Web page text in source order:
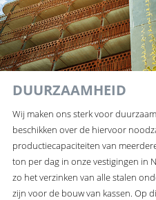
DUURZAAMHEID
Wij maken ons sterk voor
beschikken over de hiervoor
productiecapaciteiten van
ton per dag in onze vestigingen in
zo het verzinken van alle stalen
zijn voor de bouw van kassen. Op